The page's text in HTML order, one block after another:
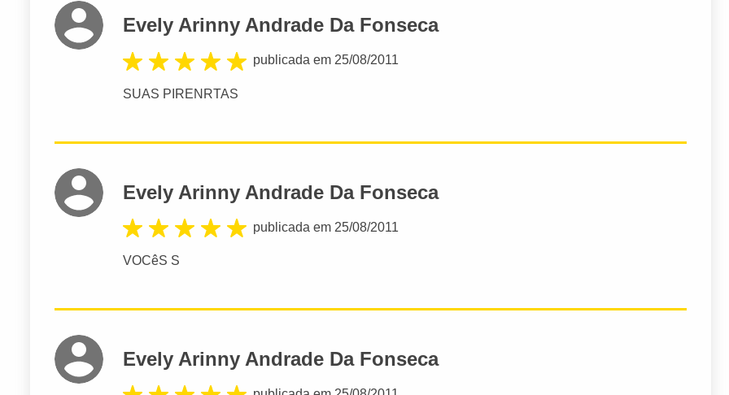
Evely Arinny Andrade Da Fonseca
publicada em 25/08/2011
SUAS PIRENRTAS
Evely Arinny Andrade Da Fonseca
publicada em 25/08/2011
VOCêS S
Evely Arinny Andrade Da Fonseca